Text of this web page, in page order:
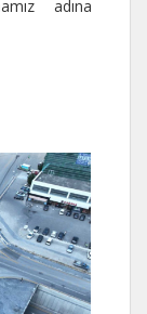
adına